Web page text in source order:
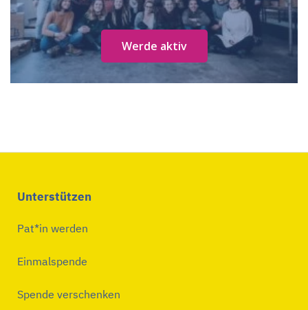
Werde aktiv
Unterstützen
Pat*in werden
Einmalspende
Spende verschenken